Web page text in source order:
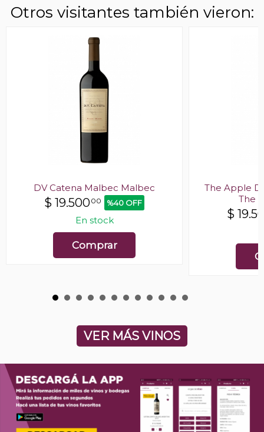
Otros visitantes también vieron:
DV Catena Malbec Malbec
$ 19.50000 %40 OFF
En stock
Comprar
The Apple
The
$
VER MÁS VINOS